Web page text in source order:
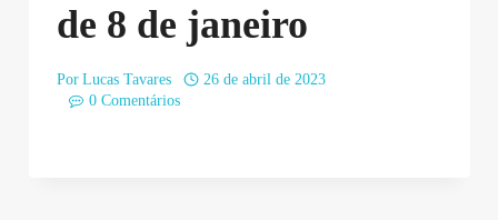
de 8 de janeiro
Por Lucas Tavares
26 de abril de 2023
0 Comentários